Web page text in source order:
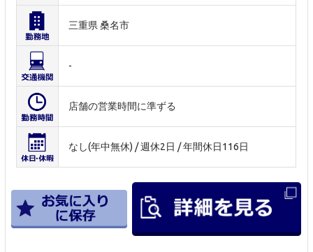
三重県 桑名市
-
店舗の営業時間に準ずる
なし(年中無休) / 週休2日 / 年間休日116日